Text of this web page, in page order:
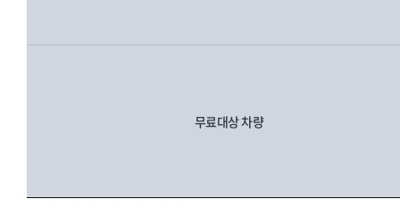
무료대상 차량